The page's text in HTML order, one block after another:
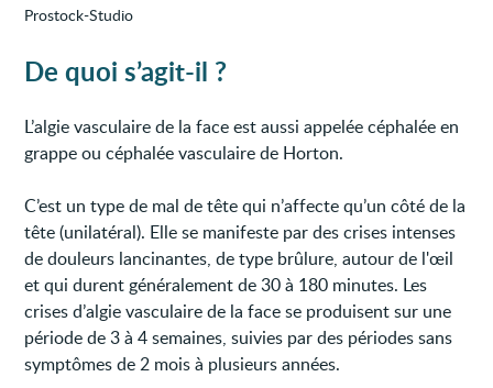
Prostock-Studio
De quoi s’agit-il ?
L’algie vasculaire de la face est aussi appelée céphalée en
grappe ou céphalée vasculaire de Horton.
C’est un type de mal de tête qui n’affecte qu’un côté de la
tête (unilatéral). Elle se manifeste par des crises intenses
de douleurs lancinantes, de type brûlure, autour de l'œil
et qui durent généralement de 30 à 180 minutes. Les
crises d’algie vasculaire de la face se produisent sur une
période de 3 à 4 semaines, suivies par des périodes sans
symptômes de 2 mois à plusieurs années.